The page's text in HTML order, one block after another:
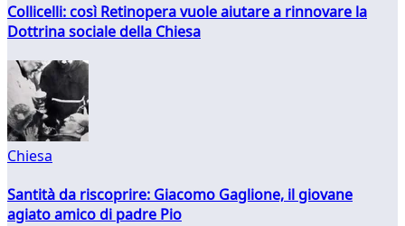
Collicelli: così Retinopera vuole aiutare a rinnovare la
Dottrina sociale della Chiesa
Chiesa
Santità da riscoprire: Giacomo Gaglione, il giovane
agiato amico di padre Pio